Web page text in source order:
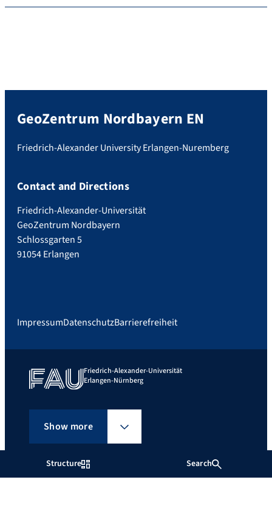
Structure Search
GeoZentrum Nordbayern EN
Friedrich-Alexander University Erlangen-Nuremberg
Contact and Directions
Friedrich-Alexander-Universität
GeoZentrum Nordbayern
Schlossgarten 5
91054 Erlangen
ImpressumDatenschutzBarrierefreiheit
Friedrich-Alexander-Universität
Erlangen-Nürnberg
Show more